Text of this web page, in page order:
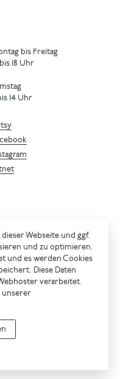
bis Freitag
bis 18 Uhr
bis 14 Uhr
Webseite und ggf.
und zu optimieren.
und es werden Cookies
Diese Daten
verarbeitet.
unserer